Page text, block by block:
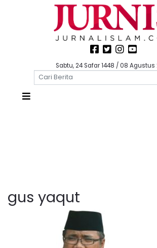
Sabtu, 24 Safar 1448 / 08 Agustus
gus yaqut